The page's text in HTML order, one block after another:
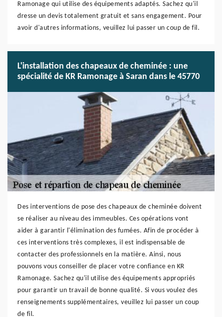
Ramonage qui utilise des équipements adaptés. Sachez qu'il
dresse un devis totalement gratuit et sans engagement. Pour
avoir d'autres informations, veuillez lui passer un coup de fil.
L'installation des chapeaux de cheminée : une
spécialité de KR Ramonage à Saran dans le 45770
Des interventions de pose des chapeaux de cheminée doivent
se réaliser au niveau des immeubles. Ces opérations vont
aider à garantir l'élimination des fumées. Afin de procéder à
ces interventions très complexes, il est indispensable de
contacter des professionnels en la matière. Ainsi, nous
pouvons vous conseiller de placer votre confiance en KR
Ramonage. Sachez qu'il utilise des équipements appropriés
pour garantir un travail de bonne qualité. Si vous voulez des
renseignements supplémentaires, veuillez lui passer un coup
de fil.